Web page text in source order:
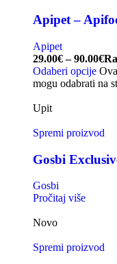
Apipet –
Apipet
29.00€ – 90.00€
Odaberi opcije
mogu odabrati na
Upit
Spremi proizvod
Gosbi
Gosbi
Pročitaj više
Novo
Spremi proizvod